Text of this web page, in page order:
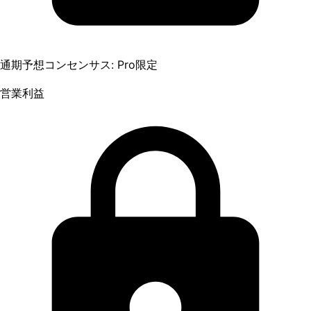
通期予想コンセンサス: Pro限定
営業利益